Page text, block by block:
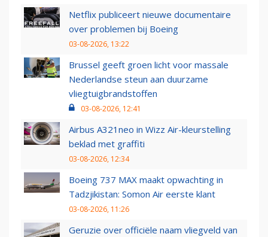
Netflix publiceert nieuwe documentaire
over problemen bij Boeing
03-08-2026, 13:22
Brussel geeft groen licht voor massale
Nederlandse steun aan duurzame
vliegtuigbrandstoffen
03-08-2026, 12:41
Airbus A321neo in Wizz Air-kleurstelling
beklad met graffiti
03-08-2026, 12:34
Boeing 737 MAX maakt opwachting in
Tadzjikistan: Somon Air eerste klant
03-08-2026, 11:26
Geruzie over officiële naam vliegveld van